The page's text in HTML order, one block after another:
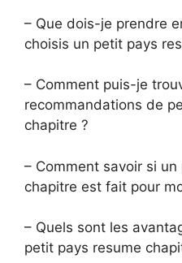
– Que dois-je prendre
choisis un petit pays
– Comment puis-je
recommandations de
chapitre ?
– Comment savoir si
chapitre est fait pour
– Quels sont les
petit pays resume